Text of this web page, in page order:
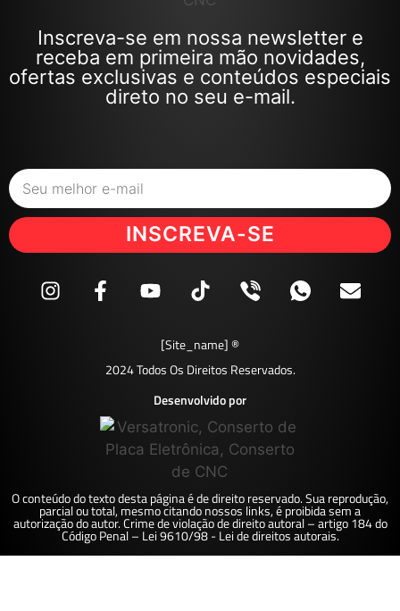
Inscreva-se em nossa newsletter e
receba em primeira mão novidades,
ofertas exclusivas e conteúdos especiais
direto no seu e-mail.
INSCREVA-SE
[site_name] ®
2024 Todos Os Direitos Reservados.
Desenvolvido por
O conteúdo do texto desta página é de direito reservado. Sua reprodução,
parcial ou total, mesmo citando nossos links, é proibida sem a
autorização do autor. Crime de violação de direito autoral – artigo 184 do
Código Penal – Lei 9610/98 - Lei de direitos autorais.